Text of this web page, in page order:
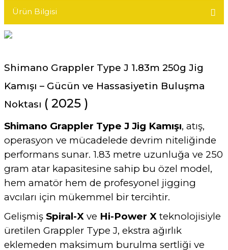
Ürün Bilgisi
Shimano Grappler Type J 1.83m 250g Jig
Kamışı – Gücün ve Hassasiyetin Buluşma
Noktası ( 2025 )
Shimano Grappler Type J Jig Kamışı, atış,
operasyon ve mücadelede devrim niteliğinde
performans sunar. 1.83 metre uzunluğa ve 250
gram atar kapasitesine sahip bu özel model,
hem amatör hem de profesyonel jigging
avcıları için mükemmel bir tercihtir.
Gelişmiş Spiral-X ve Hi-Power X teknolojisiyle
üretilen Grappler Type J, ekstra ağırlık
eklemeden maksimum burulma sertliği ve